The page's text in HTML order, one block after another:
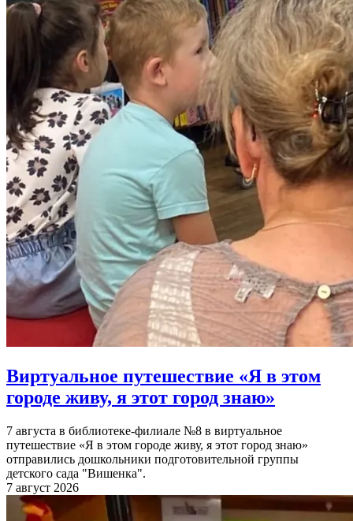
Виртуальное путешествие «Я в этом
городе живу, я этот город знаю»
7 августа в библиотеке-филиале №8 в виртуальное
путешествие «Я в этом городе живу, я этот город знаю»
отправились дошкольники подготовительной группы
детского сада "Вишенка".
7 август 2026